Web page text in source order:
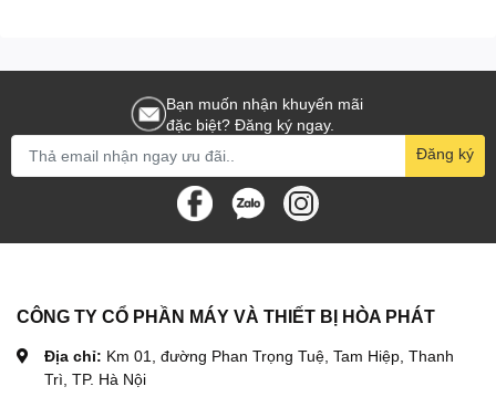
Bạn muốn nhận khuyến mãi
đặc biệt? Đăng ký ngay.
Đăng ký
CÔNG TY CỔ PHẦN MÁY VÀ THIẾT BỊ HÒA PHÁT
Địa chỉ: Km 01, đường Phan Trọng Tuệ, Tam Hiệp, Thanh
Trì, TP. Hà Nội